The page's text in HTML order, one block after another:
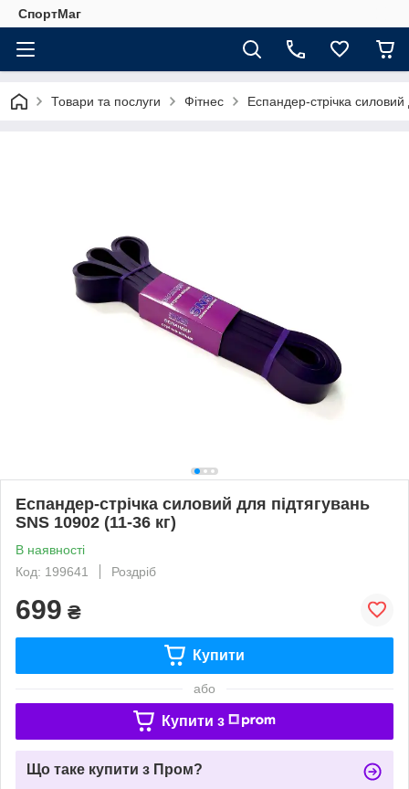
СпортМаг
Товари та послуги Фітнес Еспандер-стрічка
Еспандер-стрічка силовий для підтягувань
SNS 10902 (11-36 кг)
В наявності
Код: 199641
Роздріб
699 ₴
Купити
або
Купити з
Що таке купити з Пром?